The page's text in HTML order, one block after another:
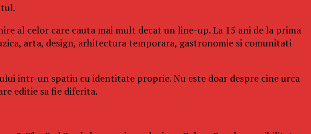
al celor care cauta mai mult decat un line-up. La 15 ani de la prima
arta, design, arhitectura temporara, gastronomie si comunitati
intr-un spatiu cu identitate proprie. Nu este doar despre cine urca
editie sa fie diferita.